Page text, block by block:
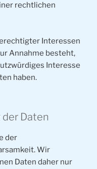
rechtlichen
Interessen
Annahme besteht,
Interesse
haben.
Daten
der
Wir
Daten daher nur